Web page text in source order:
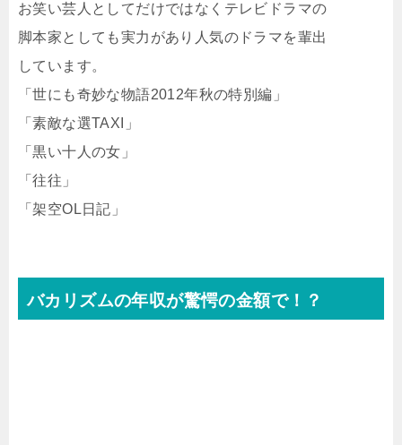
お笑い芸人としてだけではなくテレビドラマの
脚本家としても実力があり人気のドラマを輩出
しています。
「世にも奇妙な物語2012年秋の特別編」
「素敵な選TAXI」
「黒い十人の女」
「往往」
「架空OL日記」
バカリズムの年収が驚愕の金額で！？